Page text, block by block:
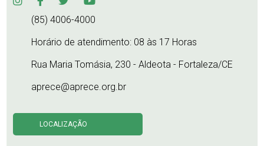
(85) 4006-4000
Horário de atendimento: 08 às 17 Horas
Rua Maria Tomásia, 230 - Aldeota - Fortaleza/CE
aprece@aprece.org.br
LOCALIZAÇÃO